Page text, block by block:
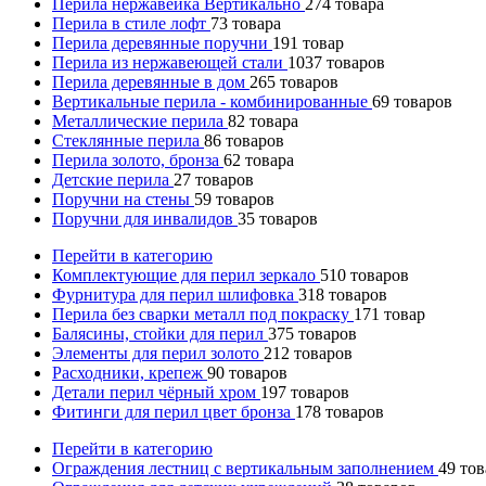
Перила нержавейка Вертикально 274 товара
Перила в стиле лофт 73 товара
Перила деревянные поручни 191 товар
Перила из нержавеющей стали 1037 товаров
Перила деревянные в дом 265 товаров
Вертикальные перила - комбинированные 69 товаров
Металлические перила 82 товара
Стеклянные перила 86 товаров
Перила золото, бронза 62 товара
Детские перила 27 товаров
Поручни на стены 59 товаров
Поручни для инвалидов 35 товаров
Перейти в категорию
Комплектующие для перил зеркало 510 товаров
Фурнитура для перил шлифовка 318 товаров
Перила без сварки металл под покраску 171 товар
Балясины, стойки для перил 375 товаров
Элементы для перил золото 212 товаров
Расходники, крепеж 90 товаров
Детали перил чёрный хром 197 товаров
Фитинги для перил цвет бронза 178 товаров
Перейти в категорию
Ограждения лестниц с вертикальным заполнением 49